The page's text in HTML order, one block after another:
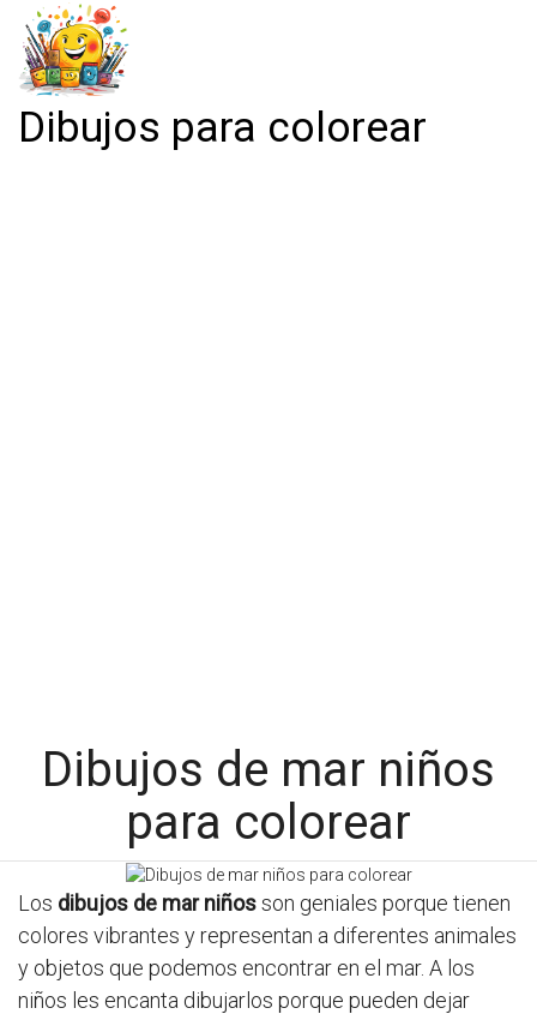
Dibujos para colorear
Dibujos de mar niños
para colorear
Los dibujos de mar niñosson geniales porque tienen
colores vibrantes y representan a diferentes animales
y objetos que podemos encontrar en el mar. A los
niños les encanta dibujarlos porque pueden dejar